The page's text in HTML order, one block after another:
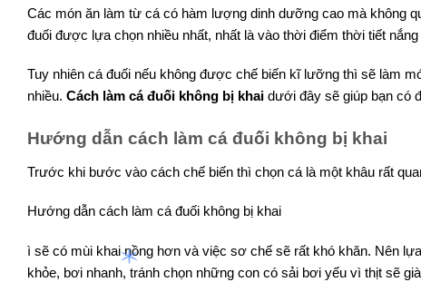
Các món ăn làm từ cá có hàm lượng dinh dưỡng cao mà không
đuối được lựa chọn nhiều nhất, nhất là vào thời điểm thời tiết
Tuy nhiên cá đuối nếu không được chế biến kĩ lưỡng thì sẽ làm
nhiều. Cách làm cá đuối không bị khai dưới đây sẽ giúp bạn có
Hướng dẫn cách làm cá đuối không bị khai
Trước khi bước vào cách chế biến thì chọn cá là một khâu rất
Hướng dẫn cách làm cá đuối không bị khai
ì sẽ có mùi khai nồng hơn và việc sơ chế sẽ rất khó khăn. Nên
khỏe, bơi nhanh, tránh chọn những con có sải bơi yếu vì thịt sẽ